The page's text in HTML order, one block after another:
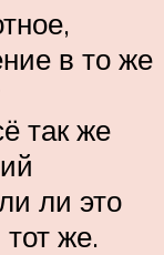
в то же
так же
ли это
же.